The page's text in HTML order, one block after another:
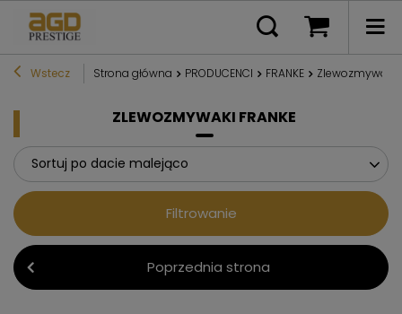
Wstecz Strona główna PRODUCENCI FRANKE Zlewozmywaki
ZLEWOZMYWAKI FRANKE
Sortuj po dacie malejąco
Filtrowanie
Poprzednia strona